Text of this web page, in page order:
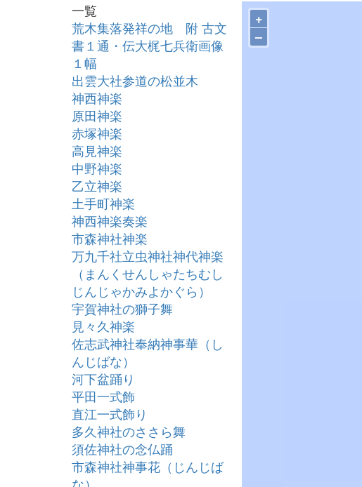
一覧
荒木集落発祥の地 附 古文
書１通・伝大梶七兵衛画像
１幅
出雲大社参道の松並木
神西神楽
原田神楽
赤塚神楽
高見神楽
中野神楽
乙立神楽
土手町神楽
神西神楽奏楽
市森神社神楽
万九千社立虫神社神代神楽
（まんくせんしゃたちむし
じんじゃかみよかぐら）
宇賀神社の獅子舞
見々久神楽
佐志武神社奉納神事華（し
んじばな）
河下盆踊り
平田一式飾
直江一式飾り
多久神社のささら舞
須佐神社の念仏踊
市森神社神事花（じんじば
+
–